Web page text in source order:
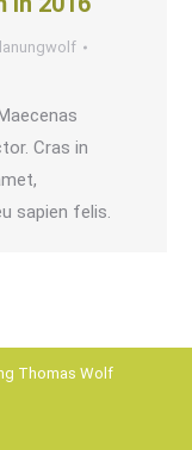
Cras in
sapien felis.
Thomas Wolf